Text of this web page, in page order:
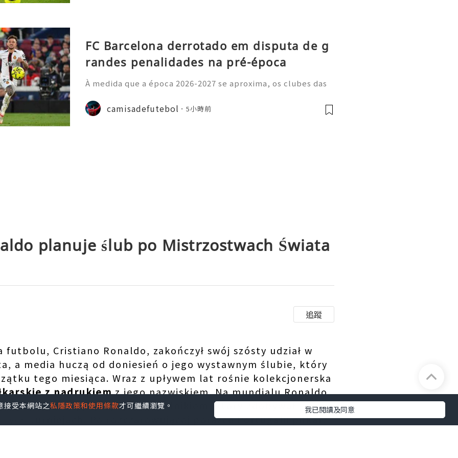
FC Barcelona derrotado em disputa de g
randes penalidades na pré-época
À medida que a época 2026-2027 se aproxima, os clubes das
sivo, com vários jogos amigáveis ​​a despertarem grande inter
esse por parte dos a
camisadefutebol 5小時前
planuje ślub po Mistrzostwach Świata
追蹤
futbolu, Cristiano Ronaldo, zakończył swój szósty udział w
a media huczą od doniesień o jego wystawnym ślubie, który
tego miesiąca. Wraz z upływem lat rośnie kolekcjonerska
z nadrukiemz jego nazwiskiem. Na mundialu Ronaldo
rekord, zostając jedynym zawodnikiem, który zdobywał
turniejach. Po rozczarowującej porażce Portugalii piłkarz
受本網站之私隱政策和使用條款才可繼續瀏覽。 我已閱讀及同意